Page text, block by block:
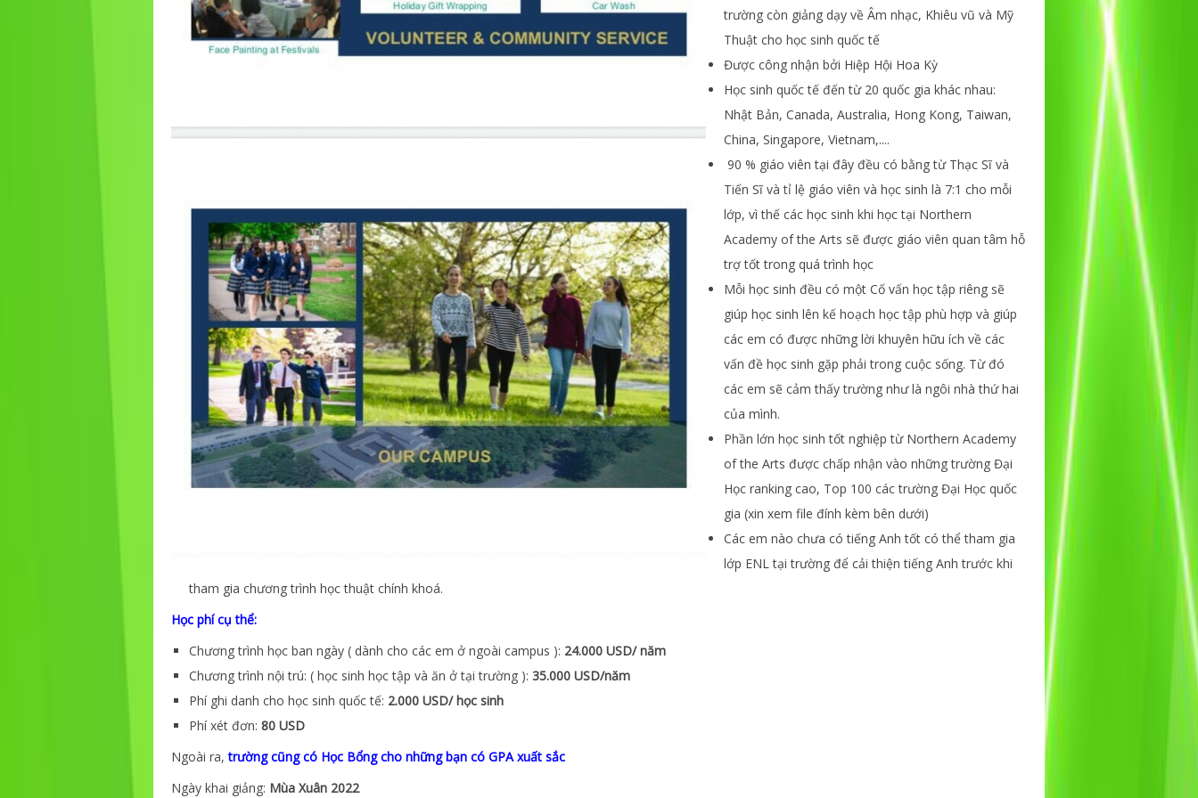
trường còn giảng dạy về Âm nhạc, Khiêu vũ và Mỹ
Thuật cho học sinh quốc tế
Được công nhận bởi Hiệp Hội Hoa Kỳ
Học sinh quốc tế đến từ 20 quốc gia khác nhau:
Nhật Bản, Canada, Australia, Hong Kong, Taiwan,
China, Singapore, Vietnam,....
90 % giáo viên tại đây đều có bằng từ Thạc Sĩ và
Tiến Sĩ và tỉ lệ giáo viên và học sinh là 7:1 cho mỗi
lớp, vì thế các học sinh khi học tại Northern
Academy of the Arts sẽ được giáo viên quan tâm hỗ
trợ tốt trong quá trình học
Mỗi học sinh đều có một Cố vấn học tập riêng sẽ
giúp học sinh lên kế hoạch học tập phù hợp và giúp
các em có được những lời khuyên hữu ích về các
vấn đề học sinh gặp phải trong cuộc sống. Từ đó
các em sẽ cảm thấy trường như là ngôi nhà thứ hai
của mình.
Phần lớn học sinh tốt nghiệp từ Northern Academy
of the Arts được chấp nhận vào những trường Đại
Học ranking cao, Top 100 các trường Đại Học quốc
gia (xin xem file đính kèm bên dưới)
Các em nào chưa có tiếng Anh tốt có thể tham gia
lớp ENL tại trường để cải thiện tiếng Anh trước khi
tham gia chương trình học thuật chính khoá.
Học phí cụ thể:
Chương trình học ban ngày ( dành cho các em ở ngoài campus ): 24.000 USD/ năm
Chương trình nội trú: ( học sinh học tập và ăn ở tại trường ): 35.000 USD/năm
Phí ghi danh cho học sinh quốc tế: 2.000 USD/ học sinh
Phí xét đơn: 80 USD
Ngoài ra,trường cũng có Học Bổng cho những bạn có GPA xuất sắc
Ngày khai giảng: Mùa Xuân 2022